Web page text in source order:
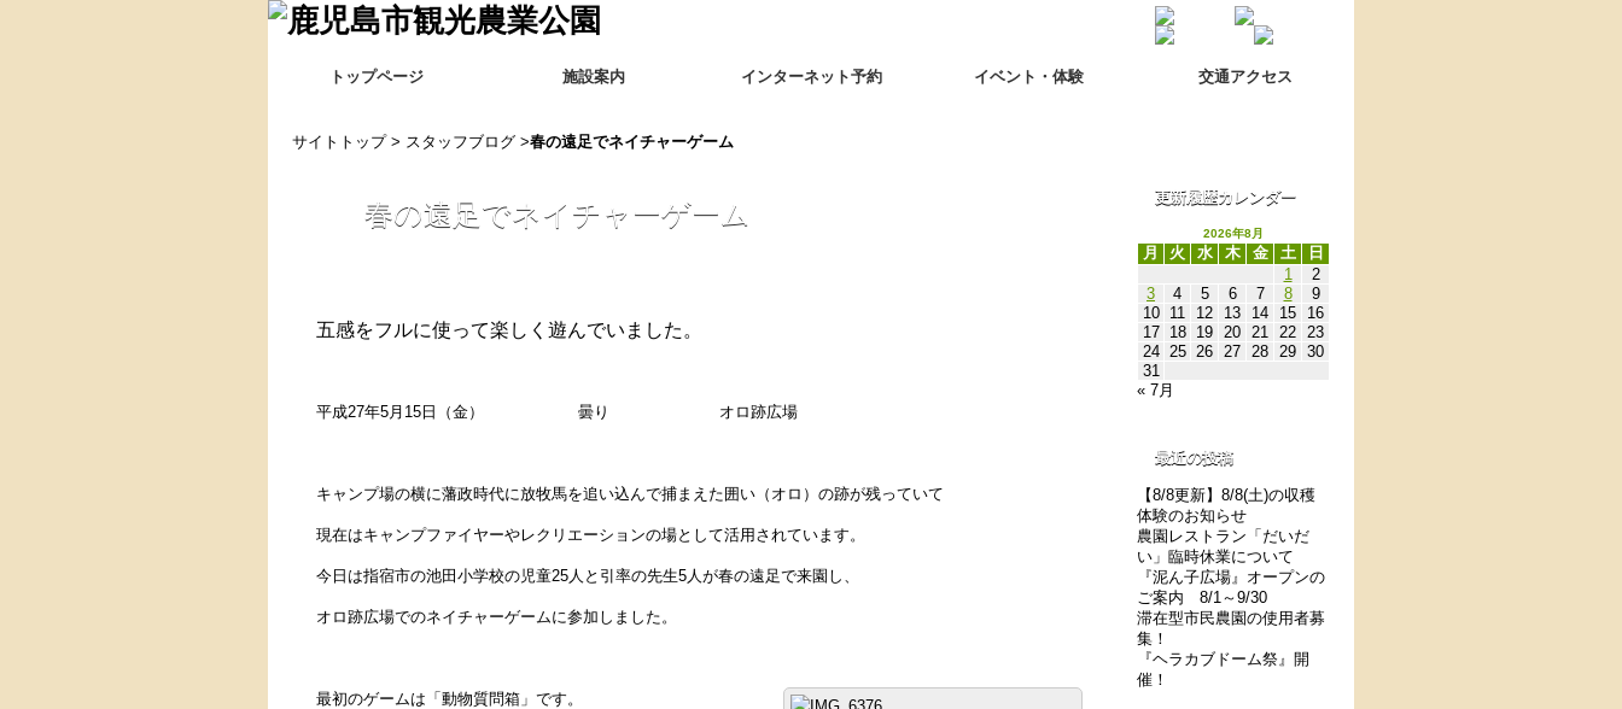
トップページ 施設案内 インターネット予約 イベント・体験 交通アクセス
サイトトップ> スタッフブログ >春の遠足でネイチャーゲーム
春の遠足でネイチャーゲーム
五感をフルに使って楽しく遊んでいました。
平成27年5月15日（金） 曇り オロ跡広場
キャンプ場の横に藩政時代に放牧馬を追い込んで捕まえた囲い（オロ）の跡が残っていて
現在はキャンプファイヤーやレクリエーションの場として活用されています。
今日は指宿市の池田小学校の児童25人と引率の先生5人が春の遠足で来園し、
オロ跡広場でのネイチャーゲームに参加しました。
最初のゲームは「動物質問箱」です。
更新履歴カレンダー
2026年8月
月 火 水 木 金 土
日
1
2
3
4 5 6 7 8
9
10
11 12 13 14 15
16
17
18 19 20 21 22 23
24 25 26 27 28 29 30
31
« 7月
最近の投稿
【8/8更新】8/8(土)の収穫
体験のお知らせ
農園レストラン「だいだ
い」臨時休業について
『泥ん子広場』オープンの
ご案内 8/1～9/30
滞在型市民農園の使用者募
集！
『ヘラカブドーム祭』開
催！